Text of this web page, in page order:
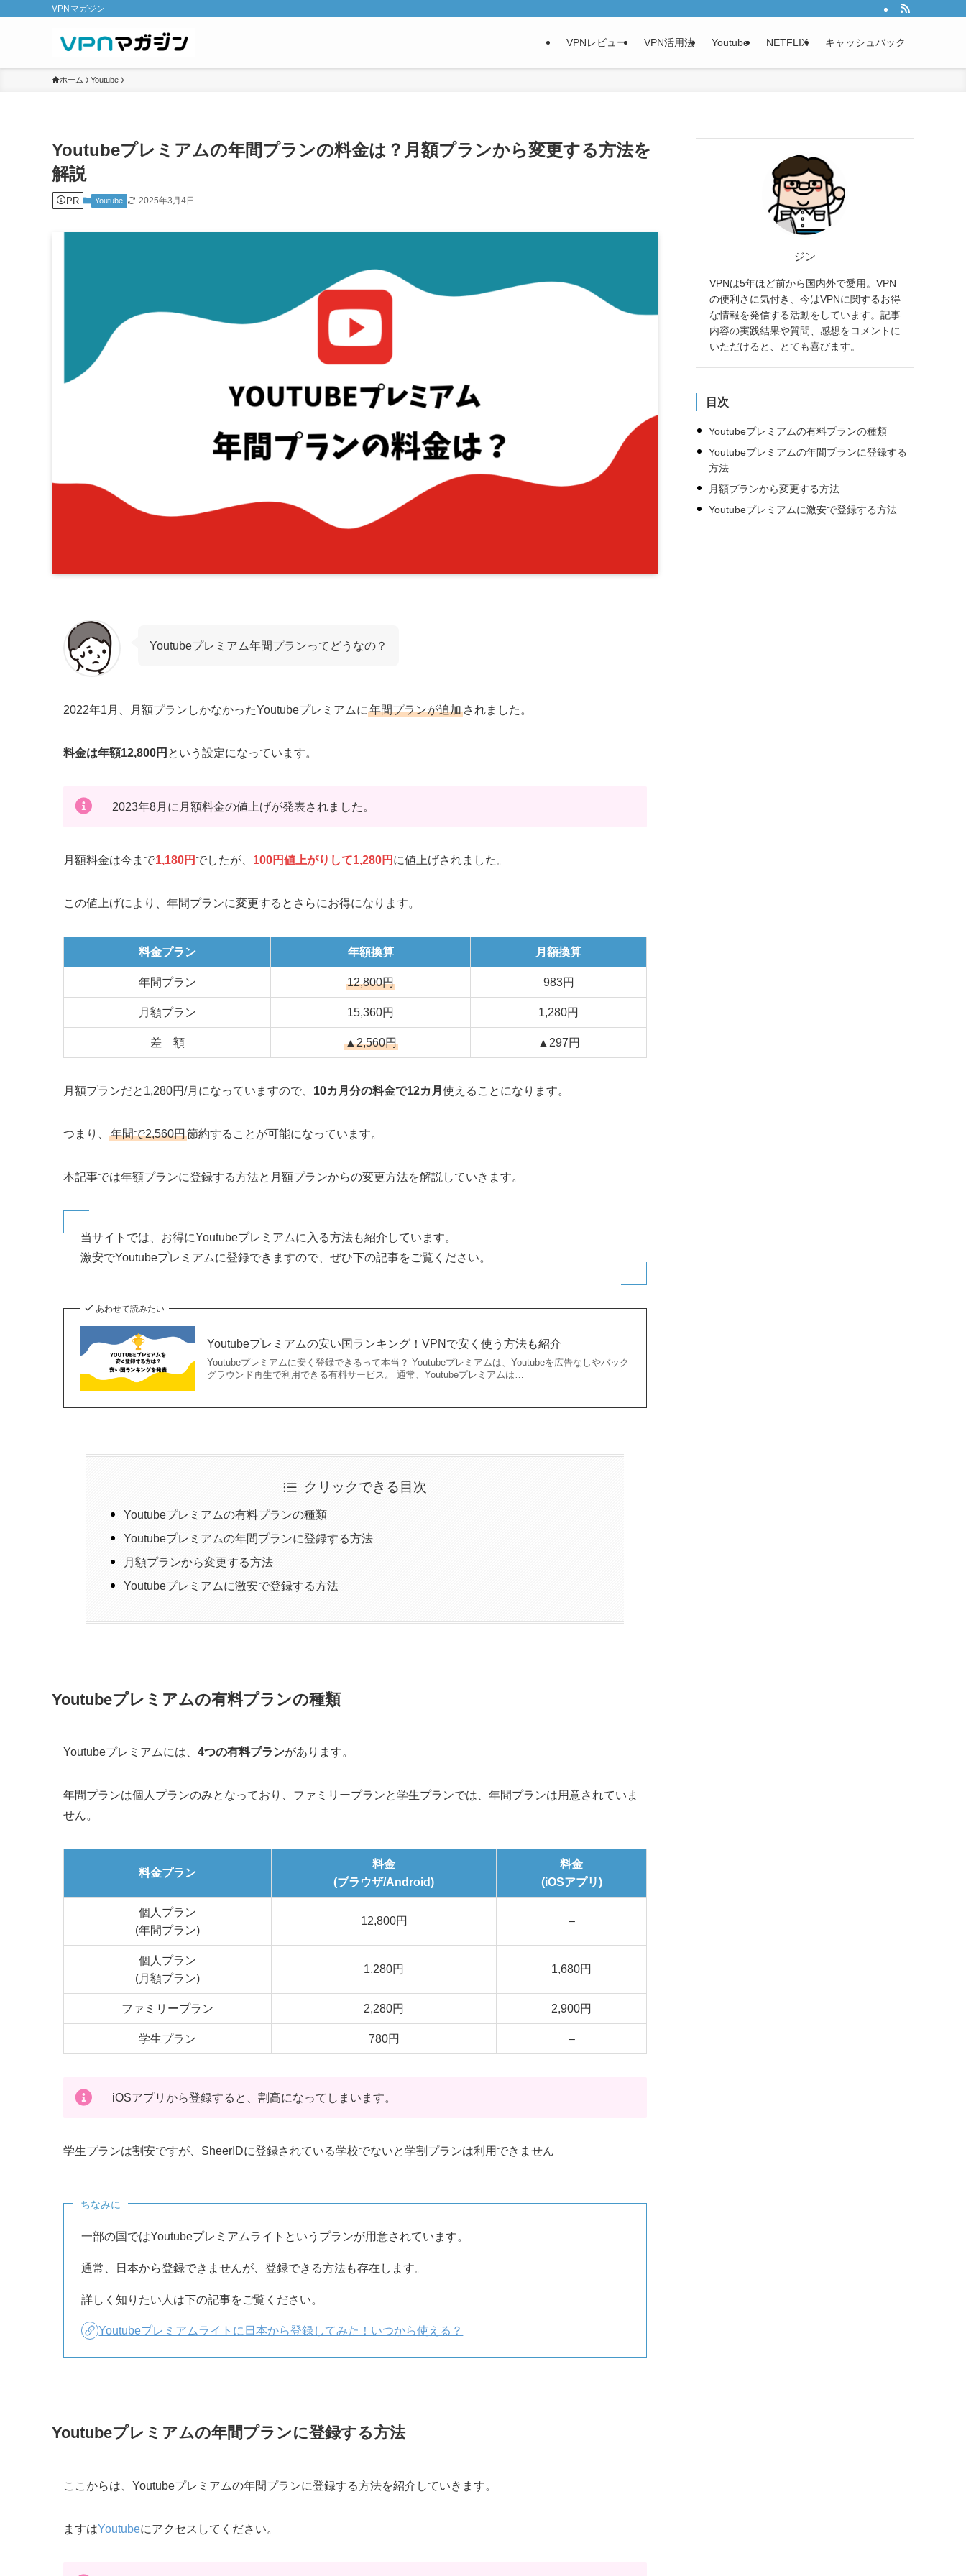
VPNマガジン
VPNレビュー VPN活用法 Youtube NETFLIX キャッシュバック
ホーム Youtube
Youtubeプレミアムの年間プランの料金は？月額プランから変更する方法を
解説
PR Youtube 2025年3月4日
Youtubeプレミアム年間プランってどうなの？
2022年1月、月額プランしかなかったYoutubeプレミアムに 年間プランが追加 されました。
料金は年額12,800円 という設定になっています。
2023年8月に月額料金の値上げが発表されました。
月額料金は今まで1,180円 でしたが、 100円値上がりして1,280円 に値上げされました。
この値上げにより、年間プランに変更するとさらにお得になります。
料金プラン 年額換算 月額換算
年間プラン 12,800円 983円
月額プラン 15,360円 1,280円
差 額 ▲2,560円 ▲297円
月額プランだと1,280円/月になっていますので、 10カ月分の料金で12カ月 使えることになります。
つまり、 年間で2,560円節約することが可能になっています。
本記事では年額プランに登録する方法と月額プランからの変更方法を解説していきます。
当サイトでは、お得にYoutubeプレミアムに入る方法も紹介しています。
激安でYoutubeプレミアムに登録できますので、ぜひ下の記事をご覧ください。
あわせて読みたい
Youtubeプレミアムの安い国ランキング！VPNで安く使う方法も紹介
Youtubeプレミアムに安く登録できるって本当？ Youtubeプレミアムは、Youtubeを広告なしやバック
グラウンド再生で利用できる有料サービス。 通常、Youtubeプレミアムは…
クリックできる目次
Youtubeプレミアムの有料プランの種類
Youtubeプレミアムの年間プランに登録する方法
月額プランから変更する方法
Youtubeプレミアムに激安で登録する方法
Youtubeプレミアムの有料プランの種類
Youtubeプレミアムには、 4つの有料プランがあります。
年間プランは個人プランのみとなっており、ファミリープランと学生プランでは、年間プランは用意されていま
せん。
料金プラン
料金
(ブラウザ/Android)
料金
(iOSアプリ)
個人プラン
(年間プラン)
12,800円 –
個人プラン
(月額プラン)
1,280円 1,680円
ファミリープラン 2,280円 2,900円
学生プラン 780円 –
iOSアプリから登録すると、割高になってしまいます。
学生プランは割安ですが、SheerIDに登録されている学校でないと学割プランは利用できません
ちなみに
一部の国ではYoutubeプレミアムライトというプランが用意されています。
通常、日本から登録できませんが、登録できる方法も存在します。
詳しく知りたい人は下の記事をご覧ください。
Youtubeプレミアムライトに日本から登録してみた！いつから使える？
Youtubeプレミアムの年間プランに登録する方法
ここからは、Youtubeプレミアムの年間プランに登録する方法を紹介していきます。
ますはYoutubeにアクセスしてください。
ジン
VPNは5年ほど前から国内外で愛用。VPN
の便利さに気付き、今はVPNに関するお得
な情報を発信する活動をしています。記事
内容の実践結果や質問、感想をコメントに
いただけると、とても喜びます。
目次
Youtubeプレミアムの有料プランの種類
Youtubeプレミアムの年間プランに登録する
方法
月額プランから変更する方法
Youtubeプレミアムに激安で登録する方法